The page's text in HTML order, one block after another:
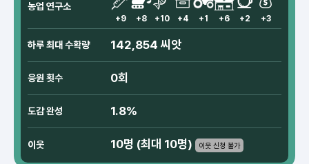
농업 연구소
+9 +8 +10 +4 +1 +6 +2 +3
하루 최대 수확량 142,854 씨앗
응원 횟수 0회
도감 완성 1.8%
이웃 10명 (최대 10명) 이웃 신청 불가